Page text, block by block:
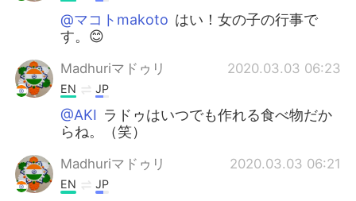
@マコトmakoto はい！女の子の行事で
す。😊
Madhuriマドゥリ 2020.03.03 06:23
EN JP
@AKI ラドゥはいつでも作れる食べ物だか
らね。（笑）
Madhuriマドゥリ 2020.03.03 06:21
EN JP